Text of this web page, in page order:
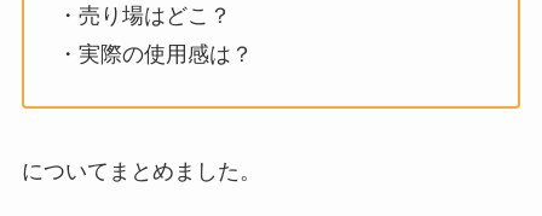
・売り場はどこ？
・実際の使用感は？
についてまとめました。